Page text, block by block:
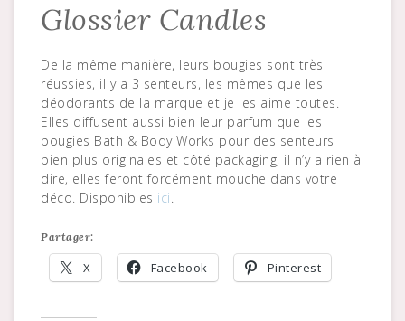
Glossier Candles
De la même manière, leurs bougies sont très
réussies, il y a 3 senteurs, les mêmes que les
déodorants de la marque et je les aime toutes.
Elles diffusent aussi bien leur parfum que les
bougies Bath & Body Works pour des senteurs
bien plus originales et côté packaging, il n’y a rien à
dire, elles feront forcément mouche dans votre
déco. Disponibles ici
Partager:
X Facebook Pinterest